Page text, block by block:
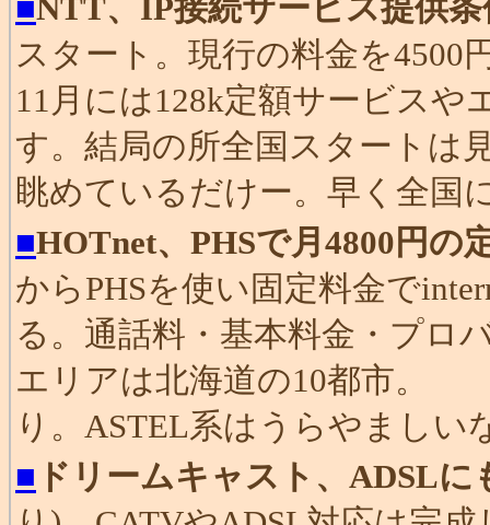
■NTT、IP接続サービス提供
スタート。現行の料金を4500
11月には128k定額サービス
す。結局の所全国スタートは
眺めているだけー。早く全
■HOTnet、PHSで月4800円の
からPHSを使い固定料金で
る。通話料・基本料金・プロ
エリアは北海道の10都市。
り。ASTEL系はうらやましい
■ ドリームキャスト、ADSLに